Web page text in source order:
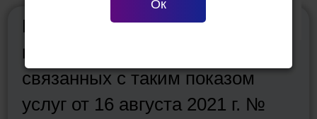
Правила оказания услуг по
показу фильмов в кинозалах и
связанных с таким показом
услуг от 16 августа 2021 г. №
Ок